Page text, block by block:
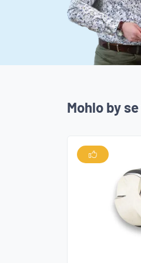
Mohlo by